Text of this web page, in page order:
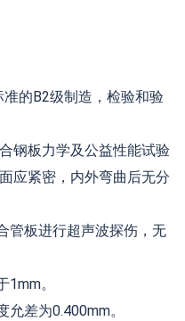
的B2级制造，检验和验
钢板力学及公益性能试验
应紧密，内外弯曲后无分
管板进行超声波探伤，无
。
差为0.400mm。